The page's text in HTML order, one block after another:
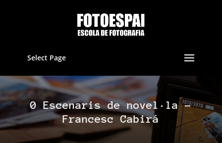
Select Page
0 Escenaris de novel·la –
Francesc Cabirá